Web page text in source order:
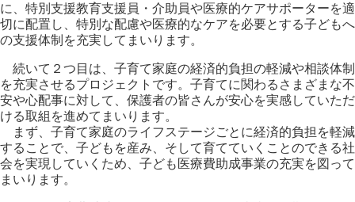
に、特別支援教育支援員・介助員や医療的ケアサポーターを適
切に配置し、特別な配慮や医療的なケアを必要とする子どもへ
の支援体制を充実してまいります。
続いて２つ目は、子育て家庭の経済的負担の軽減や相談体制
を充実させるプロジェクトです。子育てに関わるさまざまな不
安や心配事に対して、保護者の皆さんが安心を実感していただ
ける取組を進めてまいります。
まず、子育て家庭のライフステージごとに経済的負担を軽減
することで、子どもを産み、そして育てていくことのできる社
会を実現していくため、子ども医療費助成事業の充実を図って
まいります。